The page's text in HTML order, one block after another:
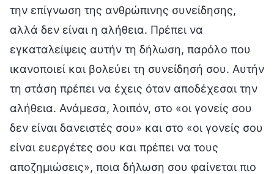
την επίγνωση της ανθρώπινης συνείδησης,
αλλά δεν είναι η αλήθεια. Πρέπει να
εγκαταλείψεις αυτήν τη δήλωση, παρόλο που
ικανοποιεί και βολεύει τη συνείδησή σου. Αυτήν
τη στάση πρέπει να έχεις όταν αποδέχεσαι την
αλήθεια. Ανάμεσα, λοιπόν, στο «οι γονείς σου
δεν είναι δανειστές σου» και στο «οι γονείς σου
είναι ευεργέτες σου και πρέπει να τους
αποζημιώσεις», ποια δήλωση σου φαίνεται πιο